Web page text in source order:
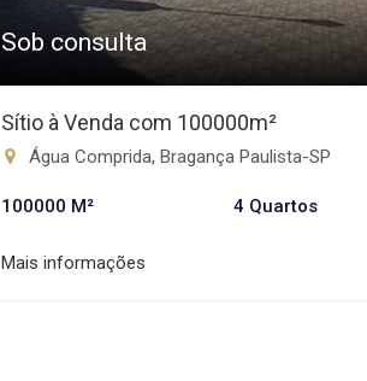
Sob consulta
Sítio à Venda com 100000m²
Água Comprida, Bragança Paulista-SP
100000 M² 4 Quartos
Mais informações